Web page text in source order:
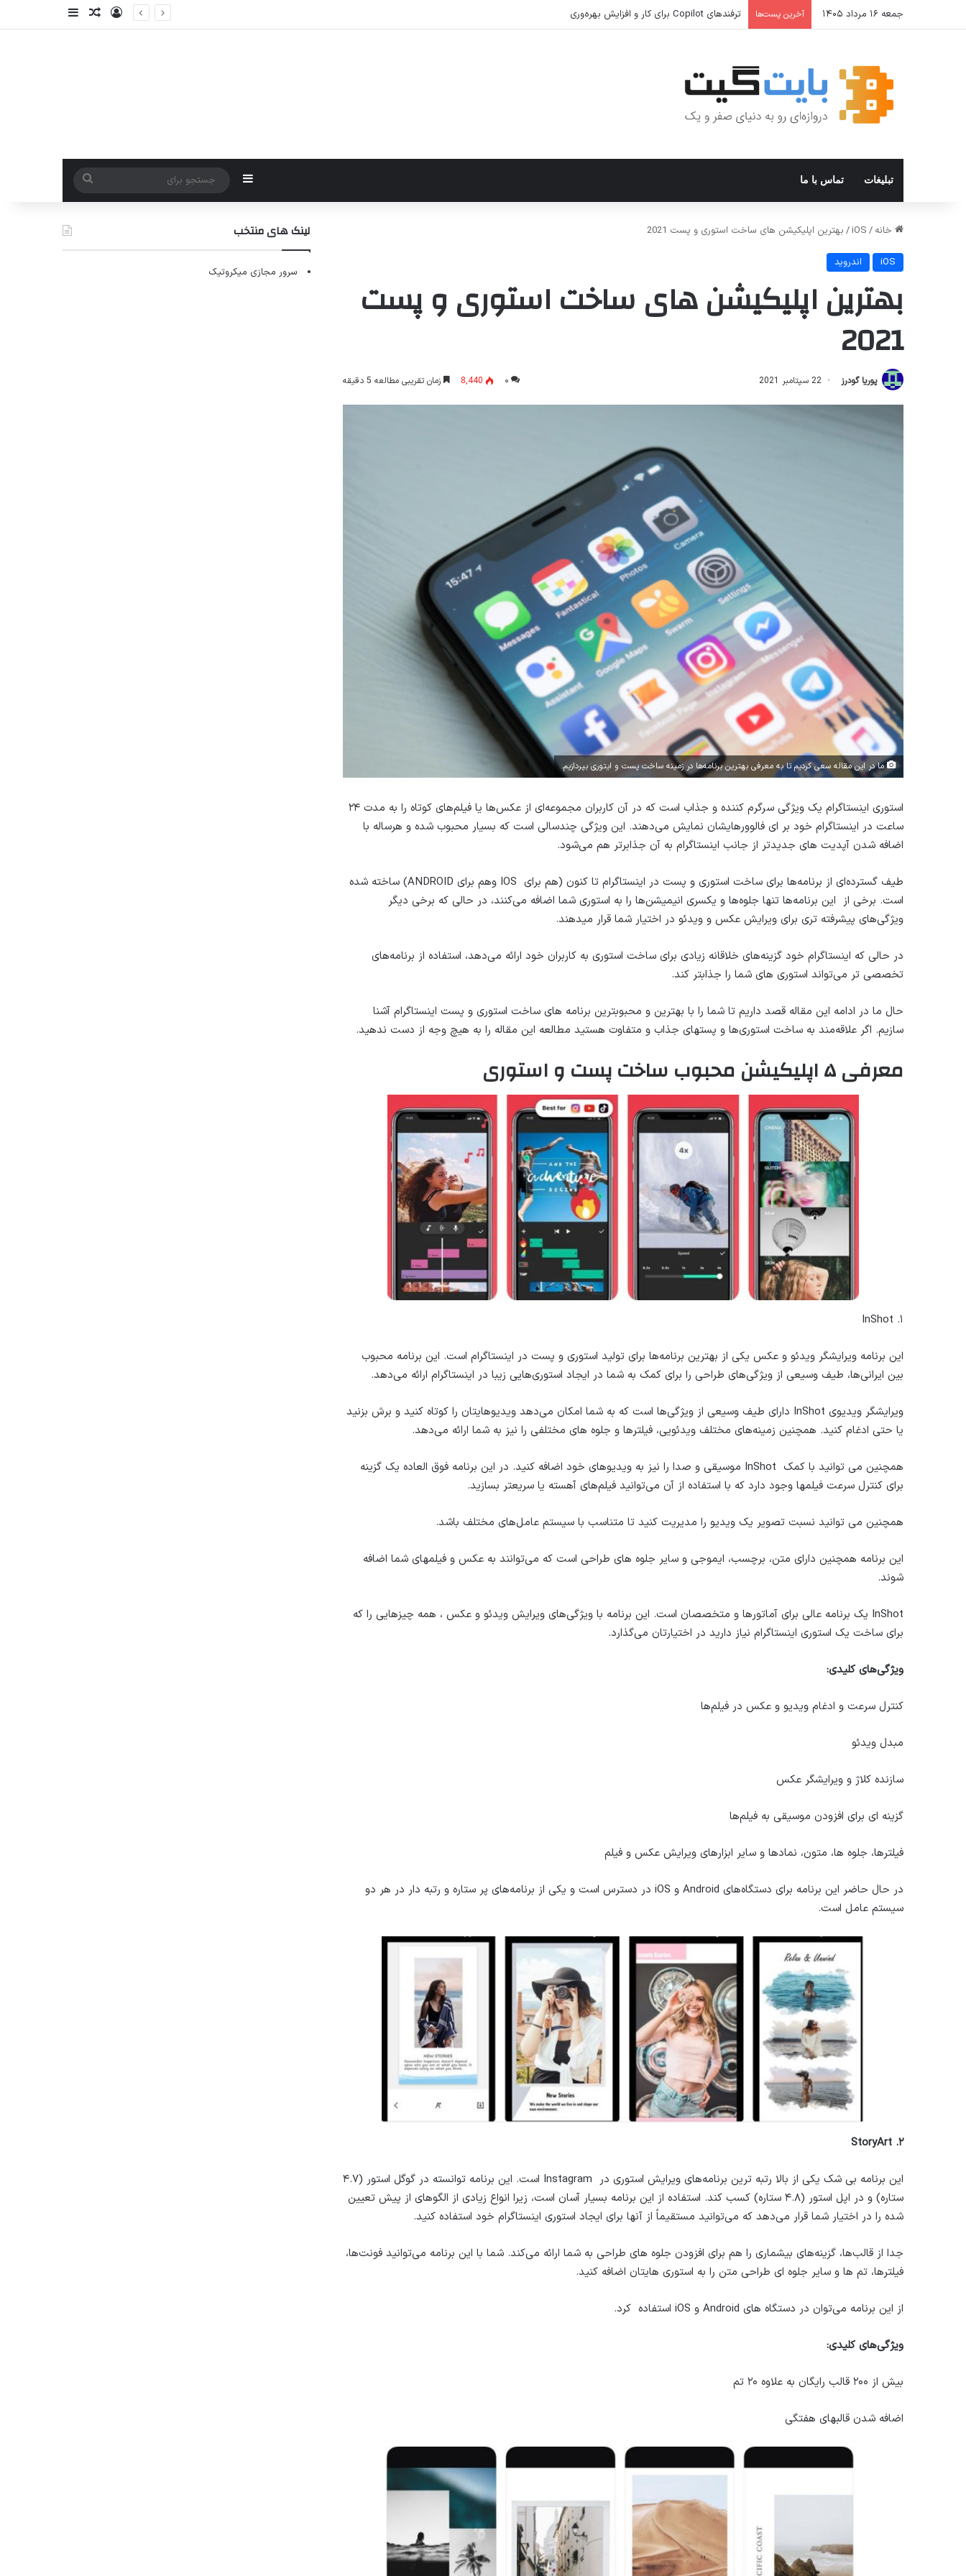
جمعه ۱۶ مرداد ۱۴۰۵ آخرین پست‌ها ترفندهای Copilot برای کار و افزایش بهره‌وری ورودنوشته تصادفی
سایدبار
تبلیغات تماس با ما سایدبار
جستجو
برای
خانه /
iOS
/ بهترین اپلیکیشن های ساخت استوری و پست 2021
iOS اندروید
بهترین اپلیکیشن های ساخت استوری و پست
2021
پوریا گودرز 22 سپتامبر 2021 ۰ 8,440 زمان تقریبی مطالعه 5 دقیقه
ما در این مقاله سعی کردیم تا به معرفی بهترین برنامه‌ها در زمینه ساخت پست و ایتوری بپردازیم.
استوری اینستاگرام یک ویژگی سرگرم کننده و جذاب است که در آن کاربران مجموعه‌ای از عکس‌ها یا فیلم‌های کوتاه را به مدت ۲۴
ساعت در اینستاگرام خود بر ای فالوورهایشان نمایش می‌دهند. این ویژگی چندسالی است که بسیار محبوب شده و هرساله با
اضافه شدن آپدیت های جدیدتر از جانب اینستاگرام به آن جذابرتر هم می‌شود.
طیف گسترده‌ای از برنامه‌ها برای ساخت استوری و پست در اینستاگرام تا کنون (هم برای IOS وهم برای ANDROID) ساخته شده
است. برخی از این برنامه‌ها تنها جلوه‌ها و یکسری انیمیشن‌ها را به استوری شما اضافه می‌‌کنند، در حالی که برخی دیگر
ویژگی‌های پیشرفته تری برای ویرایش عکس و ویدئو در اختیار شما قرار میدهند.
در حالی که اینستاگرام خود گزینه‌های خلاقانه زیادی برای ساخت استوری به کاربران خود ارائه می‌دهد، استفاده از برنامه‌های
تخصصی تر می‌تواند استوری های شما را جذابتر کند.
حال ما در ادامه این مقاله قصد داریم تا شما را با بهترین و محبوبترین برنامه های ساخت استوری و پست اینستاگرام آشنا
سازیم. اگر علاقه‌مند به ساخت استوری‌ها و پستهای جذاب و متفاوت هستید مطالعه این مقاله را به هیچ وجه از دست ندهید.
معرفی ۵ اپلیکیشن محبوب ساخت پست و استوری
۱. InShot
این برنامه ویرایشگر ویدئو و عکس یکی از بهترین برنامه‌ها برای تولید استوری و پست در اینستاگرام است. این برنامه محبوب
بین ایرانی‌ها، طیف وسیعی از ویژگی‌های طراحی را برای کمک به شما در ایجاد استوری‌هایی زیبا در اینستاگرام ارائه می‌دهد.
ویرایشگر ویدیوی InShot دارای طیف وسیعی از ویژگی‌ها است که به شما امکان می‌دهد ویدیوهایتان را کوتاه کنید و برش بزنید
یا حتی ادغام کنید. همچنین زمینه‌های مختلف ویدئویی، فیلترها و جلوه های مختلفی را نیز به شما ارائه می‌دهد.
همچنین می توانید با کمک InShot موسیقی و صدا را نیز به ویدیوهای خود اضافه کنید. در این برنامه فوق العاده یک گزینه
برای کنترل سرعت فیلمها وجود دارد که با استفاده از آن می‌توانید فیلم‌های آهسته یا سریعتر بسازید.
همچنین می توانید نسبت تصویر یک ویدیو را مدیریت کنید تا متناسب با سیستم عامل‌های مختلف باشد.
این برنامه همچنین دارای متن، برچسب، ایموجی و سایر جلوه های طراحی است که می‌توانند به عکس و فیلمهای شما اضافه
شوند.
InShot یک برنامه عالی برای آماتورها و متخصصان است. این برنامه با ویژگی‌های ویرایش ویدئو و عکس ، همه چیزهایی را که
برای ساخت یک استوری اینستاگرام نیاز دارید در اختیارتان می‌گذارد.
ویژگی‌های کلیدی:
کنترل سرعت و ادغام ویدیو و عکس در فیلم‌ها
مبدل ویدئو
سازنده کلاژ و ویرایشگر عکس
گزینه ای برای افزودن موسیقی به فیلم‌ها
فیلترها، جلوه ها، متون، نمادها و سایر ابزارهای ویرایش عکس و فیلم
در حال حاضر این برنامه برای دستگاه‌های Android و iOS در دسترس است و یکی از برنامه‌های پر ستاره و رتبه دار در هر دو
سیستم عامل است.
۲. StoryArt
این برنامه بی شک یکی از بالا رتبه ترین برنامه‌های ویرایش استوری در Instagram است. این برنامه توانسته در گوگل استور (۴.۷
ستاره) و در اپل استور (۴.۸ ستاره) کسب کند. استفاده از این برنامه بسیار آسان است، زیرا انواع زیادی از الگوهای از پیش تعیین
شده را در اختیار شما قرار می‌دهد که می‌توانید مستقیماً از آنها برای ایجاد استوری اینستاگرام خود استفاده کنید.
جدا از قالب‌ها، گزینه‌های بیشماری را هم برای افزودن جلوه های طراحی به شما ارائه می‌کند. شما با این برنامه می‌توانید فونت‌ها،
فیلترها، تم ها و سایر جلوه ‌ای طراحی متن را به استوری هایتان اضافه کنید.
از این برنامه می‌توان در دستگاه های Android و iOS استفاده کرد.
ویژگی‌های کلیدی:
بیش از ۲۰۰ قالب رایگان به علاوه ۲۰ تم
اضافه شدن قالبهای هفتگی
لینک های منتخب
سرور مجازی میکروتیک